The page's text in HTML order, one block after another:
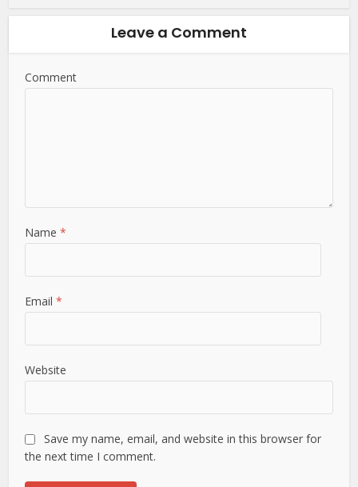
Leave a Comment
Comment
Name*
Email*
Website
Save my name, email, and website in this browser for
the next time I comment.